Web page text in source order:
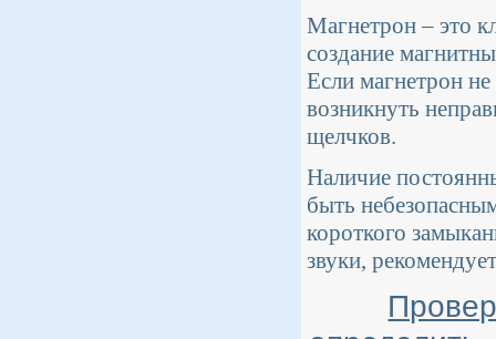
Магнетрон – это
создание
Если магнетрон
возникнуть
щелчков.
Наличие
быть
короткого
звуки,